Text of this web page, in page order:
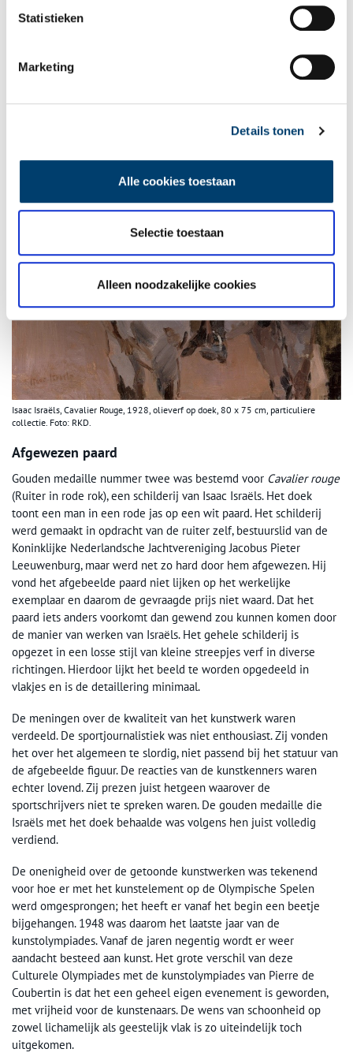
Statistieken
Marketing
Details tonen
Alle cookies toestaan
Selectie toestaan
Alleen noodzakelijke cookies
functie zou het bouwwerk uiteindelijk bekend komen te staan als
‘het asbakje voor de KLM-vliegers’.
Isaac Israëls, Cavalier Rouge, 1928, olieverf op doek, 80 x 75 cm, particuliere
collectie. Foto: RKD.
Afgewezen paard
Gouden medaille nummer twee was bestemd voor Cavalier rouge
(Ruiter in rode rok), een schilderij van Isaac Israëls. Het doek
toont een man in een rode jas op een wit paard. Het schilderij
werd gemaakt in opdracht van de ruiter zelf, bestuurslid van de
Koninklijke Nederlandsche Jachtvereniging Jacobus Pieter
Leeuwenburg, maar werd net zo hard door hem afgewezen. Hij
vond het afgebeelde paard niet lijken op het werkelijke
exemplaar en daarom de gevraagde prijs niet waard. Dat het
paard iets anders voorkomt dan gewend zou kunnen komen door
de manier van werken van Israëls. Het gehele schilderij is
opgezet in een losse stijl van kleine streepjes verf in diverse
richtingen. Hierdoor lijkt het beeld te worden opgedeeld in
vlakjes en is de detaillering minimaal.
De meningen over de kwaliteit van het kunstwerk waren
verdeeld. De sportjournalistiek was niet enthousiast. Zij vonden
het over het algemeen te slordig, niet passend bij het statuur van
de afgebeelde figuur. De reacties van de kunstkenners waren
echter lovend. Zij prezen juist hetgeen waarover de
sportschrijvers niet te spreken waren. De gouden medaille die
Israëls met het doek behaalde was volgens hen juist volledig
verdiend.
De onenigheid over de getoonde kunstwerken was tekenend
voor hoe er met het kunstelement op de Olympische Spelen
werd omgesprongen; het heeft er vanaf het begin een beetje
bijgehangen. 1948 was daarom het laatste jaar van de
kunstolympiades. Vanaf de jaren negentig wordt er weer
aandacht besteed aan kunst. Het grote verschil van deze
Culturele Olympiades met de kunstolympiades van Pierre de
Coubertin is dat het een geheel eigen evenement is geworden,
met vrijheid voor de kunstenaars. De wens van schoonheid op
zowel lichamelijk als geestelijk vlak is zo uiteindelijk toch
uitgekomen.